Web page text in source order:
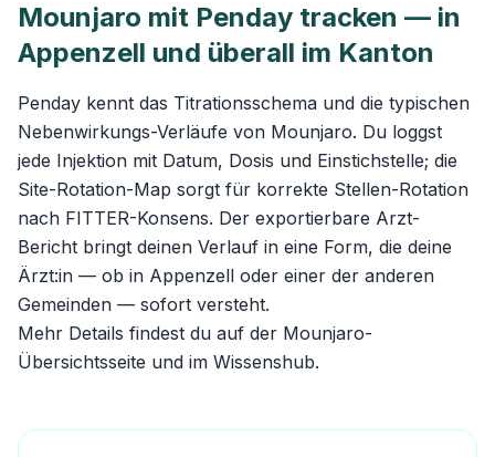
Mounjaro mit Penday tracken — in
Appenzell und überall im Kanton
Penday kennt das Titrationsschema und die typischen
Nebenwirkungs-Verläufe von Mounjaro. Du loggst
jede Injektion mit Datum, Dosis und Einstichstelle; die
Site-Rotation-Map sorgt für korrekte Stellen-Rotation
nach FITTER-Konsens. Der exportierbare Arzt-
Bericht bringt deinen Verlauf in eine Form, die deine
Ärzt:in — ob in Appenzell oder einer der anderen
Gemeinden — sofort versteht.
Mehr Details findest du auf der Mounjaro-
Übersichtsseite und im Wissenshub.